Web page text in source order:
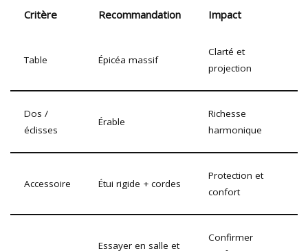
Critère Recommandation Impact
Table Épicéa massif
Clarté et
projection
Dos /
éclisses
Érable
Richesse
harmonique
Accessoire Étui rigide + cordes
Protection et
confort
Essayer en salle et
Confirmer